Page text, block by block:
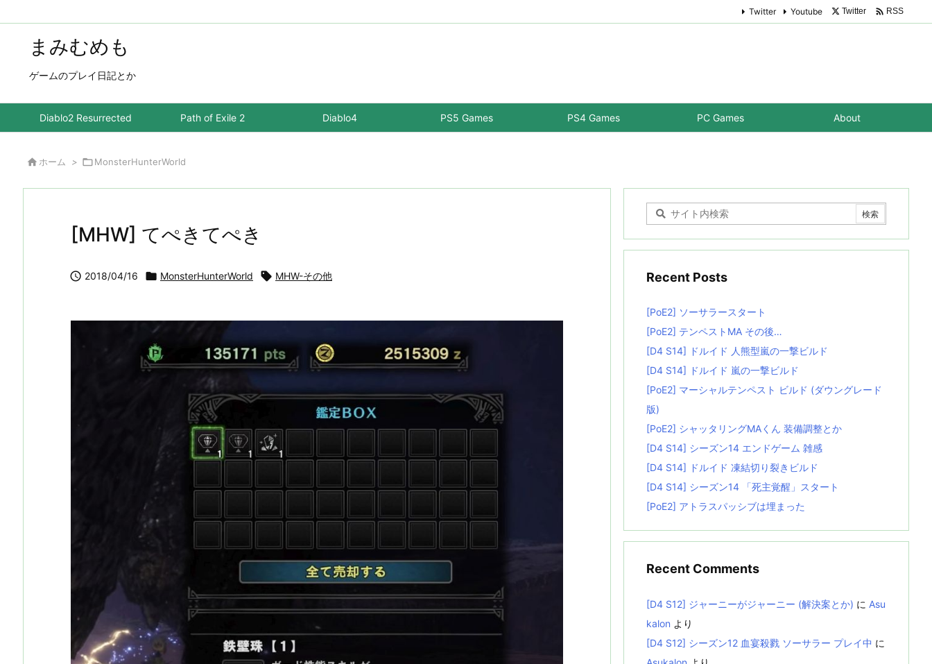
まみむめも
ゲームのプレイ日記とか
Diablo2 Resurrected Path of Exile 2 Diablo4 PS5 Games PS4 Games PC Games About
Twitter Youtube Twitter  RSS
 ホーム > MonsterHunterWorld
[MHW] てぺきてぺき
 2018/04/16  MonsterHunterWorld  MHW-その他 Recent Posts
[PoE2] ソーサラースタート
[PoE2] テンペストMA その後…
[D4 S14] ドルイド 人熊型嵐の一撃ビルド
[D4 S14] ドルイド 嵐の一撃ビルド
[PoE2] マーシャルテンペスト ビルド (ダウングレード
版)
[PoE2] シャッタリングMAくん 装備調整とか
[D4 S14] シーズン14 エンドゲーム 雑感
[D4 S14] ドルイド 凍結切り裂きビルド
[D4 S14] シーズン14 「死主覚醒」スタート
[PoE2] アトラスパッシブは埋まった
Recent Comments
[D4 S12] ジャーニーがジャーニー (解決案とか) に Asu
kalon より
[D4 S12] シーズン12 血宴殺戮 ソーサラー プレイ中 に